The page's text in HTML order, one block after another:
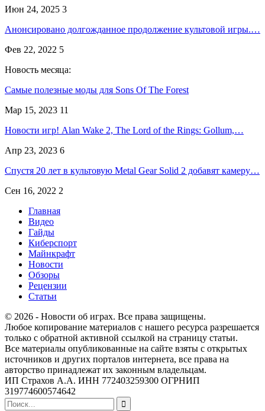
Июн 24, 2025 3
Анонсировано долгожданное продолжение культовой игры.…
Фев 22, 2022 5
Новость месяца:
Самые полезные моды для Sons Of The Forest
Мар 15, 2023 11
Новости игр! Alan Wake 2, The Lord of the Rings: Gollum,…
Апр 23, 2023 6
Спустя 20 лет в культовую Metal Gear Solid 2 добавят камеру…
Сен 16, 2022 2
Главная
Видео
Гайды
Киберспорт
Майнкрафт
Новости
Обзоры
Рецензии
Статьи
© 2026 - Новости об играх. Все права защищены.
Любое копирование материалов с нашего ресурса разрешается
только с обратной активной ссылкой на страницу статьи.
Все материалы опубликованные на сайте взяты с открытых
источников и других порталов интернета, все права на
авторство принадлежат их законным владельцам.
ИП Страхов А.А. ИНН 772403259300 ОГРНИП
319774600574642